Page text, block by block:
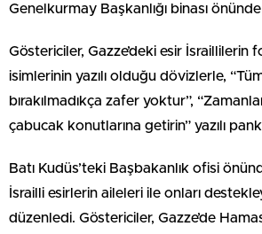
Genelkurmay Başkanlığı binası
Göstericiler, Gazze’deki esir İsraillilerin
isimlerinin yazılı olduğu dövizlerle,
bırakılmadıkça zafer yoktur”,
çabucak konutlarına getirin” yazılı
Batı Kudüs’teki Başbakanlık ofisi
İsrailli esirlerin aileleri ile onları
düzenledi. Göstericiler, Gazze’de